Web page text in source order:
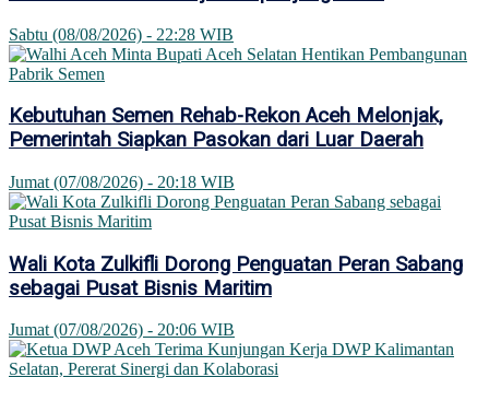
Sabtu (08/08/2026) - 22:28 WIB
Kebutuhan Semen Rehab-Rekon Aceh Melonjak,
Pemerintah Siapkan Pasokan dari Luar Daerah
Jumat (07/08/2026) - 20:18 WIB
Wali Kota Zulkifli Dorong Penguatan Peran Sabang
sebagai Pusat Bisnis Maritim
Jumat (07/08/2026) - 20:06 WIB